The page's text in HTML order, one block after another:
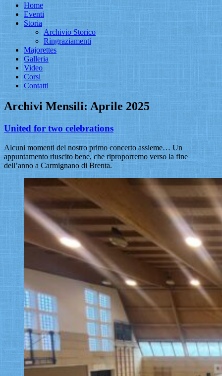
Home
Eventi
Storia
Archivio Storico
Ringraziamenti
Majorettes
Galleria
Video
Corsi
Contatti
Archivi Mensili: Aprile 2025
United for two celebrations
Alcuni momenti del nostro primo concerto assieme… Un
appuntamento riuscito bene, che riproporremo verso la fine
dell’anno a Carmignano di Brenta.